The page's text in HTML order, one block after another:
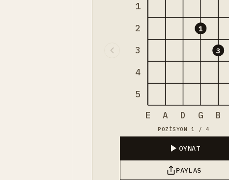
1
2
3
4
5
1
3
E A D G B
POZISYON 1 / 4
OYNAT
PAYLAS